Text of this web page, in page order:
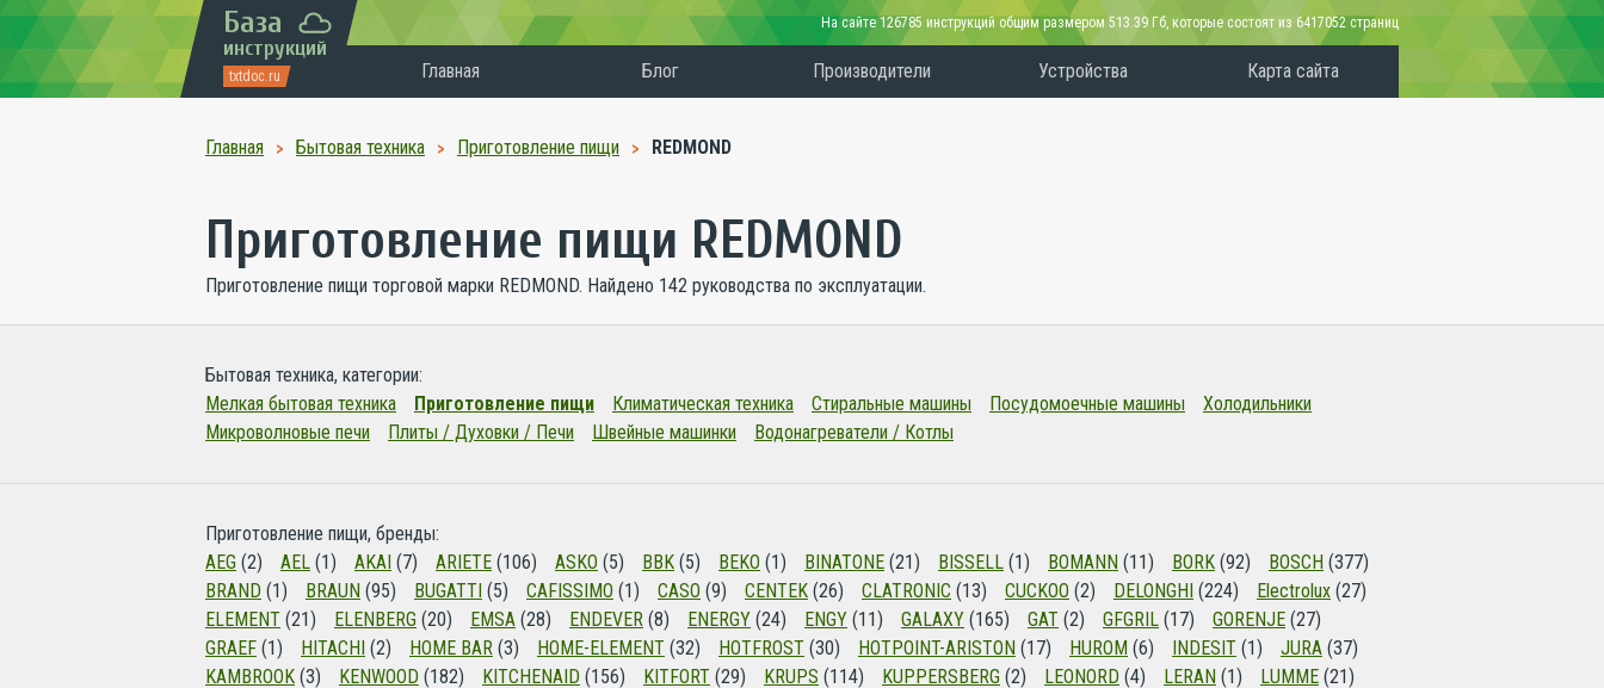
База
инструкций
txtdoc.ru
На сайте 126785 инструкций общим размером513.39 Гб, которые состоят из 6417052 страниц
Главная Блог Производители Устройства Карта сайта
Главная Бытовая техника Приготовление пищи REDMOND
Приготовление пищи REDMOND
Приготовление пищи торговой марки REDMOND. Найдено 142 руководства по эксплуатации.
Бытовая техника, категории:
Мелкая бытовая техника
Приготовление пищи Климатическая техника Стиральные машины Посудомоечные машины
Холодильники
Микроволновые печи
Плиты / Духовки / Печи Швейные машинки Водонагреватели / Котлы
Приготовление пищи, бренды:
AEG (2) AEL (1) AKAI (7) ARIETE (106) ASKO (5) BBK (5) BEKO (1) BINATONE (21) BISSELL (1) BOMANN (11) BORK (92) BOSCH (377)
BRAND (1) BRAUN (95) BUGATTI (5) CAFISSIMO (1) CASO (9) CENTEK (26) CLATRONIC (13) CUCKOO (2) DELONGHI (224) Electrolux (27)
ELEMENT (21) ELENBERG (20) EMSA (28) ENDEVER (8) ENERGY (24) ENGY (11) GALAXY (165) GAT (2) GFGRIL (17) GORENJE (27)
GRAEF (1) HITACHI (2) HOME BAR (3) HOME-ELEMENT (32) HOTFROST (30) HOTPOINT-ARISTON (17) HUROM (6) INDESIT (1) JURA (37)
KAMBROOK (3) KENWOOD (182) KITCHENAID (156) KITFORT (29) KRUPS (114) KUPPERSBERG (2) LEONORD (4) LERAN (1) LUMME (21)